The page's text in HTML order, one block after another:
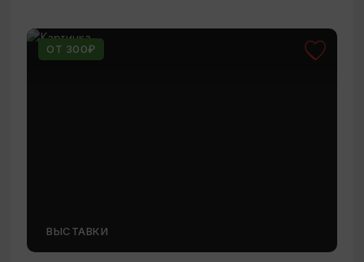
ОТ 300₽
ВЫСТАВКИ